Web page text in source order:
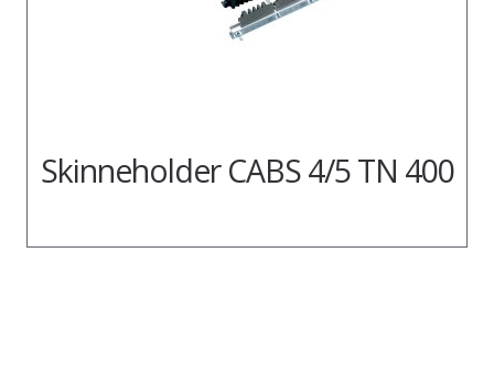
Skinneholder CABS 4/5 TN 400